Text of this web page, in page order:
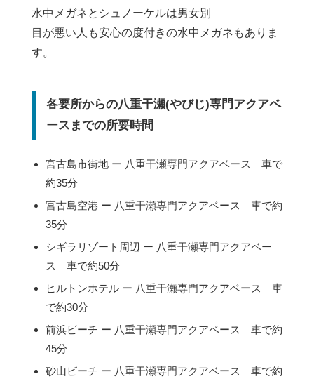
水中メガネとシュノーケルは男女別
目が悪い人も安心の度付きの水中メガネもありま
す。
各要所からの八重干瀬(やびじ)専門アクアベ
ースまでの所要時間
宮古島市街地 ー 八重干瀬専門アクアベース 車で
約35分
宮古島空港 ー 八重干瀬専門アクアベース 車で約
35分
シギラリゾート周辺 ー 八重干瀬専門アクアベー
ス 車で約50分
ヒルトンホテル ー 八重干瀬専門アクアベース 車
で約30分
前浜ビーチ ー 八重干瀬専門アクアベース 車で約
45分
砂山ビーチ ー 八重干瀬専門アクアベース 車で約